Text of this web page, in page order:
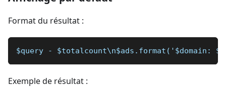
Format du résultat :
$query -
Exemple de résultat :